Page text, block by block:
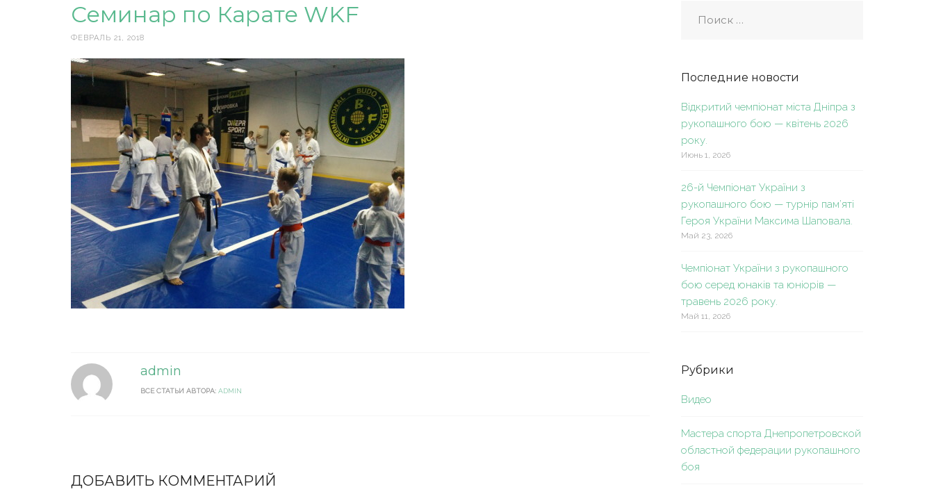
Семинар по Карате WKF
ФЕВРАЛЬ 21, 2018
admin
ВСЕ СТАТЬИ АВТОРА: ADMIN
ДОБАВИТЬ КОММЕНТАРИЙ
Последние новости
Відкритий чемпіонат міста Дніпра з
рукопашного бою — квітень 2026
року.
Июнь 1, 2026
26-й Чемпіонат України з
рукопашного бою — турнір пам’яті
Героя України Максима Шаповала.
Май 23, 2026
Чемпіонат України з рукопашного
бою серед юнаків та юніорів —
травень 2026 року.
Май 11, 2026
Рубрики
Видео
Мастера спорта Днепропетровской
областной федерации рукопашного
боя